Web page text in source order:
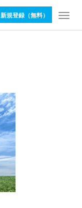
新規登録（無料）
T